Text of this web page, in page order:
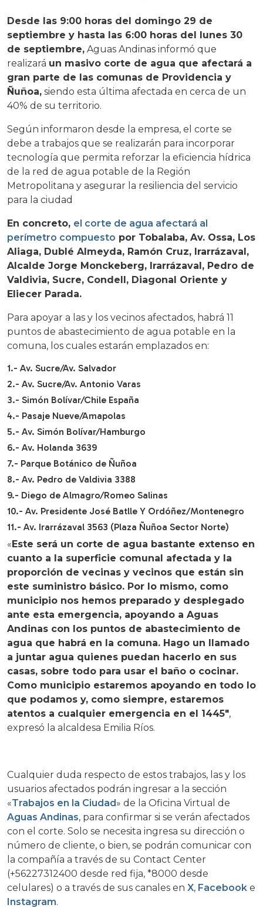
Desde las 9:00 horas del domingo 29 de
septiembre y hasta las 6:00 horas del lunes 30
de septiembre, Aguas Andinas informó que
realizará un masivo corte de agua que afectará a
gran parte de las comunas de Providencia y
Ñuñoa, siendo esta última afectada en cerca de un
40% de su territorio.
Según informaron desde la empresa, el corte se
debe a trabajos que se realizarán para incorporar
tecnología que permita reforzar la eficiencia hídrica
de la red de agua potable de la Región
Metropolitana y asegurar la resiliencia del servicio
para la ciudad
En concreto, el corte de agua afectará al
perímetro compuesto por Tobalaba, Av. Ossa, Los
Aliaga, Dublé Almeyda, Ramón Cruz, Irarrázaval,
Alcalde Jorge Monckeberg, Irarrázaval, Pedro de
Valdivia, Sucre, Condell, Diagonal Oriente y
Eliecer Parada.
Para apoyar a las y los vecinos afectados, habrá 11
puntos de abastecimiento de agua potable en la
comuna, los cuales estarán emplazados en:
1.- Av. Sucre/Av. Salvador
2.- Av. Sucre/Av. Antonio Varas
3.- Simón Bolívar/Chile España
4.- Pasaje Nueve/Amapolas
5.- Av. Simón Bolívar/Hamburgo
6.- Av. Holanda 3639
7.- Parque Botánico de Ñuñoa
8.- Av. Pedro de Valdivia 3388
9.- Diego de Almagro/Romeo Salinas
10.- Av. Presidente José Batlle Y Ordóñez/Montenegro
11.- Av. Irarrázaval 3563 (Plaza Ñuñoa Sector Norte)
«Este será un corte de agua bastante extenso en
cuanto a la superficie comunal afectada y la
proporción de vecinas y vecinos que están sin
este suministro básico. Por lo mismo, como
municipio nos hemos preparado y desplegado
ante esta emergencia, apoyando a Aguas
Andinas con los puntos de abastecimiento de
agua que habrá en la comuna. Hago un llamado
a juntar agua quienes puedan hacerlo en sus
casas, sobre todo para usar el baño o cocinar.
Como municipio estaremos apoyando en todo lo
que podamos y, como siempre, estaremos
atentos a cualquier emergencia en el 1445″,
expresó la alcaldesa Emilia Ríos.
Cualquier duda respecto de estos trabajos, las y los
usuarios afectados podrán ingresar a la sección
«Trabajos en la Ciudad» de la Oficina Virtual de
Aguas Andinas, para confirmar si se verán afectados
con el corte. Solo se necesita ingresa su dirección o
número de cliente, o bien, se podrán comunicar con
la compañía a través de su Contact Center
(+56227312400 desde red fija, *8000 desde
celulares) o a través de sus canales en X, Facebook e
Instagram.